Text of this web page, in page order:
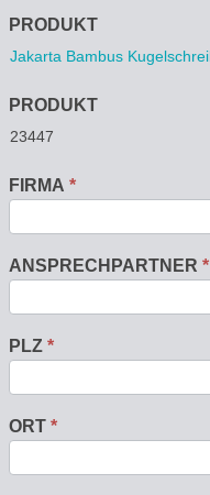
Anfrage
PRODUKT
PRODUKT
FIRMA *
ANSPRECHPARTNER *
PLZ *
ORT *